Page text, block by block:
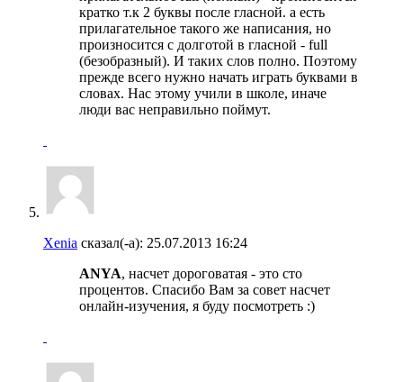
кратко т.к 2 буквы после гласной. а есть
прилагательное такого же написания, но
произносится с долготой в гласной - full
(безобразный). И таких слов полно. Поэтому
прежде всего нужно начать играть буквами в
словах. Нас этому учили в школе, иначе
люди вас неправильно поймут.
Xenia сказал(-а): 25.07.2013 16:24
ANYA, насчет дороговатая - это сто
процентов. Спасибо Вам за совет насчет
онлайн-изучения, я буду посмотреть :)